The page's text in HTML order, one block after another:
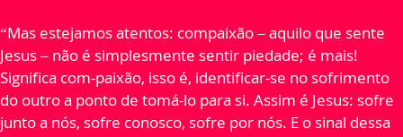
“Mas estejamos atentos: compaixão – aquilo que sente
Jesus – não é simplesmente sentir piedade; é mais!
Significa com-paixão, isso é, identificar-se no sofrimento
do outro a ponto de tomá-lo para si. Assim é Jesus: sofre
junto a nós, sofre conosco, sofre por nós. E o sinal dessa